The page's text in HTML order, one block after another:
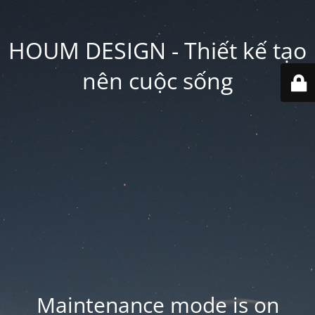
HOUM DESIGN - Thiết kế tạo
nên cuộc sống
Maintenance mode is on